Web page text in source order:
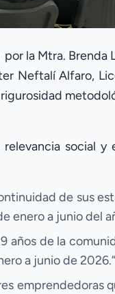
la Mtra. Brenda
Neftalí Alfaro,
social
de sus
enero a junio del
de la
a junio de 2026.”
emprendedoras